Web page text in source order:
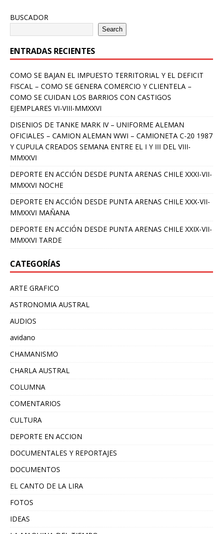
BUSCADOR
Search
ENTRADAS RECIENTES
COMO SE BAJAN EL IMPUESTO TERRITORIAL Y EL DEFICIT
FISCAL – COMO SE GENERA COMERCIO Y CLIENTELA –
COMO SE CUIDAN LOS BARRIOS CON CASTIGOS
EJEMPLARES VI-VIII-MMXXVI
DISENIOS DE TANKE MARK IV – UNIFORME ALEMAN
OFICIALES – CAMION ALEMAN WWI – CAMIONETA C-20 1987
Y CUPULA CREADOS SEMANA ENTRE EL I Y III DEL VIII-
MMXXVI
DEPORTE EN ACCIÓN DESDE PUNTA ARENAS CHILE XXXI-VII-
MMXXVI NOCHE
DEPORTE EN ACCIÓN DESDE PUNTA ARENAS CHILE XXX-VII-
MMXXVI MAÑANA
DEPORTE EN ACCIÓN DESDE PUNTA ARENAS CHILE XXIX-VII-
MMXXVI TARDE
CATEGORÍAS
ARTE GRAFICO
ASTRONOMIA AUSTRAL
AUDIOS
avidano
CHAMANISMO
CHARLA AUSTRAL
COLUMNA
COMENTARIOS
CULTURA
DEPORTE EN ACCION
DOCUMENTALES Y REPORTAJES
DOCUMENTOS
EL CANTO DE LA LIRA
FOTOS
IDEAS